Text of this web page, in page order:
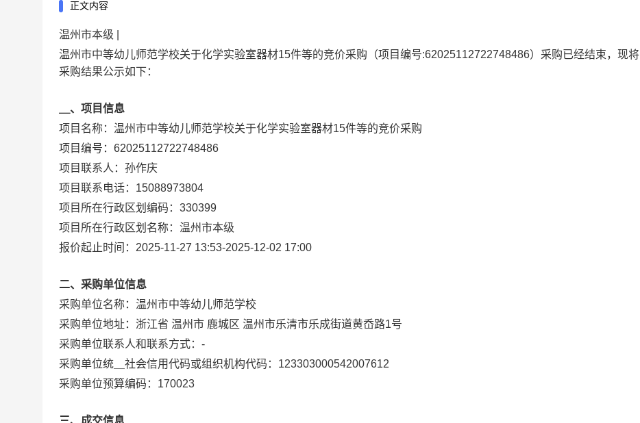
正文内容
温州市本级 |
温州市中等幼儿师范学校关于化学实验室器材15件等的竞价采购 （项目编号:62025112722748486）采购已经结束，现将
采购结果公示如下：
＿、项目信息
项目名称： 温州市中等幼儿师范学校关于化学实验室器材15件等的竞价采购
项目编号： 62025112722748486
项目联系人： 孙作庆
项目联系电话： 15088973804
项目所在行政区划编码： 330399
项目所在行政区划名称： 温州市本级
报价起止时间： 2025-11-27 13:53-2025-12-02 17:00
二、采购单位信息
采购单位名称： 温州市中等幼儿师范学校
采购单位地址： 浙江省 温州市 鹿城区 温州市乐清市乐成街道黄岙路1号
采购单位联系人和联系方式： -
采购单位统＿社会信用代码或组织机构代码： 123303000542007612
采购单位预算编码： 170023
三、成交信息